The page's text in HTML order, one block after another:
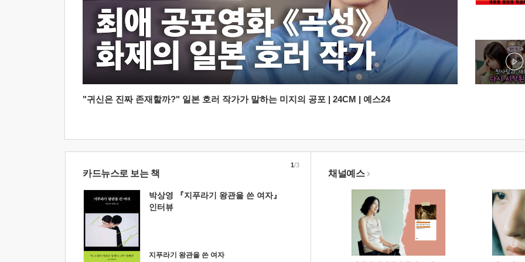
"귀신은 진짜 존재할까?" 일본 호러 작가가 말하는 미지의 공포 | 24CM | 예스24
카드뉴스로 보는 책
박상영 『지푸라기 왕관을 쓴 여자』
인터뷰
지푸라기 왕관을 쓴 여자
1/3
채널예스